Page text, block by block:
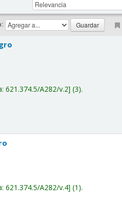
621.374.5/A282/v.2 (3).
621.374.5/A282/v.4 (1).